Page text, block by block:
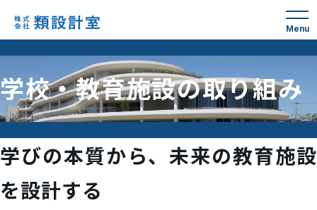
Menu
学校・教育施設の取り組み
学びの本質から、未来の教育施設
を設計する